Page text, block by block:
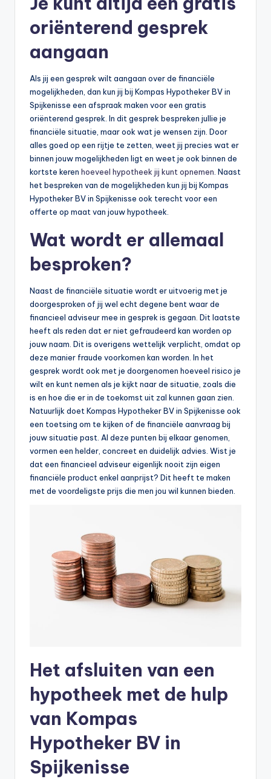
oriënterend gesprek
aangaan
Als jij een gesprek wilt aangaan over de financiële
mogelijkheden, dan kun jij bij Kompas Hypotheker BV in
Spijkenisse een afspraak maken voor een gratis
oriënterend gesprek. In dit gesprek bespreken jullie je
financiële situatie, maar ook wat je wensen zijn. Door
alles goed op een rijtje te zetten, weet jij precies wat er
binnen jouw mogelijkheden ligt en weet je ook binnen de
kortste keren hoeveel hypotheek jij kunt opnemen . Naast
het bespreken van de mogelijkheden kun jij bij Kompas
Hypotheker BV in Spijkenisse ook terecht voor een
offerte op maat van jouw hypotheek.
Wat wordt er allemaal
besproken?
Naast de financiële situatie wordt er uitvoerig met je
doorgesproken of jij wel echt degene bent waar de
financieel adviseur mee in gesprek is gegaan. Dit laatste
heeft als reden dat er niet gefraudeerd kan worden op
jouw naam. Dit is overigens wettelijk verplicht, omdat op
deze manier fraude voorkomen kan worden. In het
gesprek wordt ook met je doorgenomen hoeveel risico je
wilt en kunt nemen als je kijkt naar de situatie, zoals die
is en hoe die er in de toekomst uit zal kunnen gaan zien.
Natuurlijk doet Kompas Hypotheker BV in Spijkenisse ook
een toetsing om te kijken of de financiële aanvraag bij
jouw situatie past. Al deze punten bij elkaar genomen,
vormen een helder, concreet en duidelijk advies. Wist je
dat een financieel adviseur eigenlijk nooit zijn eigen
financiële product enkel aanprijst? Dit heeft te maken
met de voordeligste prijs die men jou wil kunnen bieden.
Het afsluiten van een
hypotheek met de hulp
van Kompas
Hypotheker BV in
Spijkenisse